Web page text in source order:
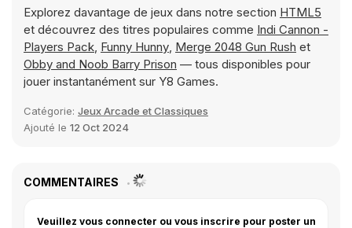
Explorez davantage de jeux dans notre section HTML5
et découvrez des titres populaires comme Indi Cannon -
Players Pack, Funny Hunny, Merge 2048 Gun Rush et
Obby and Noob Barry Prison — tous disponibles pour
jouer instantanément sur Y8 Games.
Catégorie: Jeux Arcade et Classiques
Ajouté le 12 Oct 2024
COMMENTAIRES
Veuillez vous connecter ou vous inscrire pour poster un